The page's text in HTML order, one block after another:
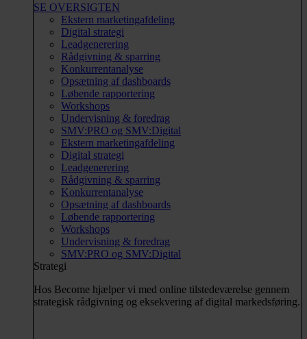
SE OVERSIGTEN
Ekstern marketingafdeling
Digital strategi
Leadgenerering
Rådgivning & sparring
Konkurrentanalyse
Opsætning af dashboards
Løbende rapportering
Workshops
Undervisning & foredrag
SMV:PRO og SMV:Digital
Ekstern marketingafdeling
Digital strategi
Leadgenerering
Rådgivning & sparring
Konkurrentanalyse
Opsætning af dashboards
Løbende rapportering
Workshops
Undervisning & foredrag
SMV:PRO og SMV:Digital
Strategi
Hos Become hjælper vi med online tilstedeværelse gennem
strategisk rådgivning og eksekvering af digital markedsføring.